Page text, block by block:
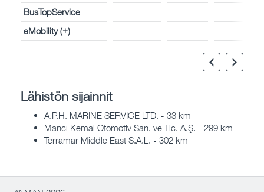
BusTopService
eMobility (+)
Lähistön sijainnit
A.P.H. MARINE SERVICE LTD. - 33 km
Mancı Kemal Otomotiv San. ve Tic. A.Ş. - 299 km
Terramar Middle East S.A.L. - 302 km